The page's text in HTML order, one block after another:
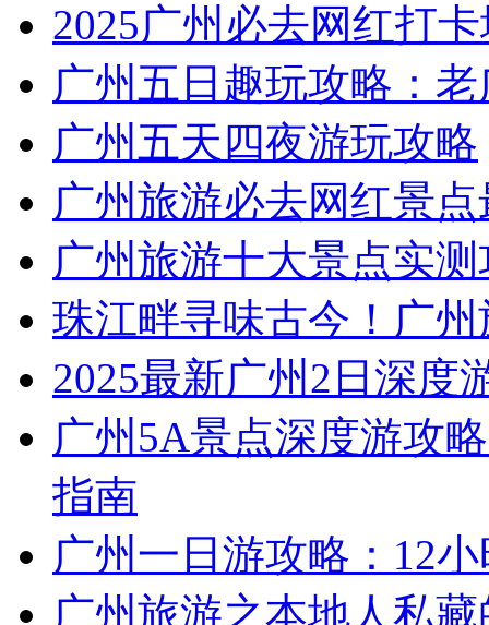
2025广州必去网红打
广州五日趣玩攻略：
广州五天四夜游玩攻略
广州旅游必去网红景
广州旅游十大景点实
珠江畔寻味古今！广
2025最新广州2日深度
广州5A景点深度游攻
指南
广州一日游攻略：12
广州旅游之本地人私